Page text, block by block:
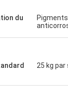
du
25 kg par